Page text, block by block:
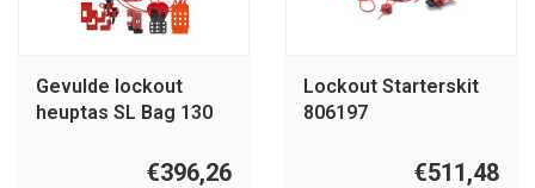
Gevulde lockout
heuptas SL Bag 130
€396,26
Lockout Starterskit
806197
€511,48